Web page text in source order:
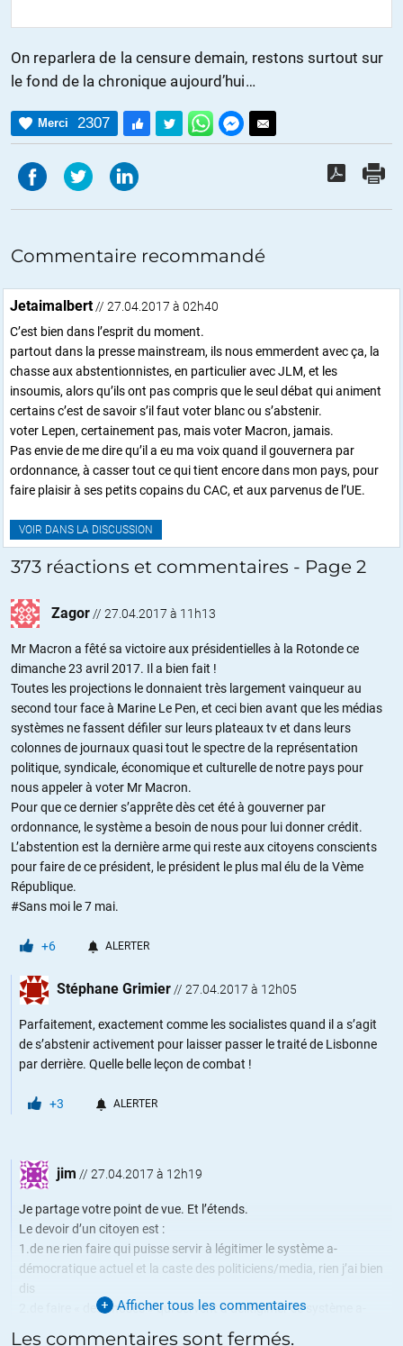
On reparlera de la censure demain, restons surtout sur
le fond de la chronique aujourd’hui…
Merci 2307
Commentaire recommandé
Jetaimalbert// 27.04.2017 à 02h40
C’est bien dans l’esprit du moment.
partout dans la presse mainstream, ils nous emmerdent avec ça, la
chasse aux abstentionnistes, en particulier avec JLM, et les
insoumis, alors qu’ils ont pas compris que le seul débat qui animent
certains c’est de savoir s’il faut voter blanc ou s’abstenir.
voter Lepen, certainement pas, mais voter Macron, jamais.
Pas envie de me dire qu’il a eu ma voix quand il gouvernera par
ordonnance, à casser tout ce qui tient encore dans mon pays, pour
faire plaisir à ses petits copains du CAC, et aux parvenus de l’UE.
VOIR DANS LA DISCUSSION
373 réactions et commentaires - Page 2
Zagor // 27.04.2017 à 11h13
Mr Macron a fêté sa victoire aux présidentielles à la Rotonde ce
dimanche 23 avril 2017. Il a bien fait !
Toutes les projections le donnaient très largement vainqueur au
second tour face à Marine Le Pen, et ceci bien avant que les médias
systèmes ne fassent défiler sur leurs plateaux tv et dans leurs
colonnes de journaux quasi tout le spectre de la représentation
politique, syndicale, économique et culturelle de notre pays pour
nous appeler à voter Mr Macron.
Pour que ce dernier s’apprête dès cet été à gouverner par
ordonnance, le système a besoin de nous pour lui donner crédit.
L’abstention est la dernière arme qui reste aux citoyens conscients
pour faire de ce président, le président le plus mal élu de la Vème
République.
#Sans moi le 7 mai.
+6 ALERTER
Stéphane Grimier // 27.04.2017 à 12h05
Parfaitement, exactement comme les socialistes quand il a s’agit
de s’abstenir activement pour laisser passer le traité de Lisbonne
par derrière. Quelle belle leçon de combat !
+3 ALERTER
jim // 27.04.2017 à 12h19
Je partage votre point de vue. Et l’étends.
Le devoir d’un citoyen est :
1.de ne rien faire qui puisse servir à légitimer le système a-
démocratique actuel et la caste des politiciens/media, rien j’ai bien
dis
2.de faire « des choses » qui servent à délitigimer ce système a-
Afficher tous les commentaires
Les commentaires sont fermés.